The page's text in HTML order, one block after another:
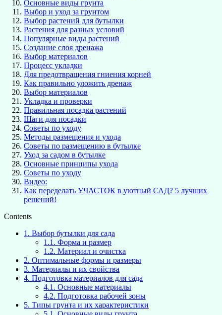
Основные виды грунта
Выбор и уход за грунтом
Выбор растений для бутылки
Растения для разных условий
Популярные виды растений
Создание слоя дренажа
Выбор материалов
Процесс укладки
Для предотвращения гниения корней
Как правильно уложить дренаж
Выбор материалов
Укладка и проверки
Правильная посадка растений
Шаги для посадки
Советы по уходу
Методы размещения и ухода
Советы по размещению в бутылке
Уход за садом в бутылке
Основные принципы ухода
Советы по уходу
Видео:
Как переделать УЧАСТОК в уютный САД? 5 лучших
решений!
Contents
1. Выбор бутылки для сада
1.1. Форма и размер
1.2. Материал и очистка
2. Оптимальные формы и размеры
3. Материалы и их свойства
4. Подготовка материалов для сада
4.1. Основные материалы
4.2. Подготовка рабочей зоны
5. Типы грунта и их характеристики